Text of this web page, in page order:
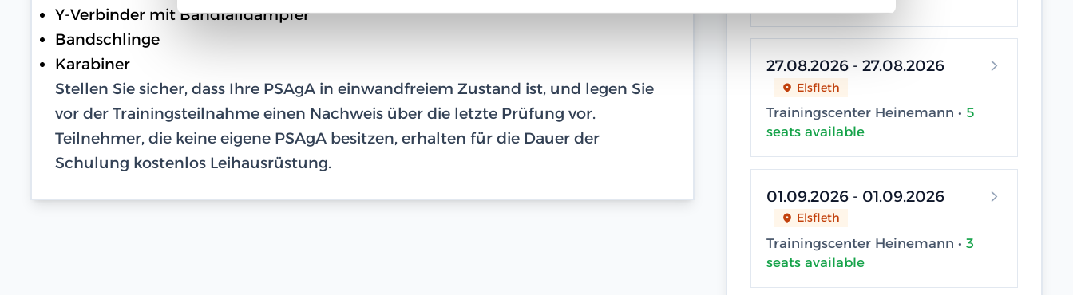
Y-Verbinder mit Bandfalldämpfer
Bandschlinge
Karabiner
Stellen Sie sicher, dass Ihre PSAgA in einwandfreiem Zustand ist, und legen Sie
vor der Trainingsteilnahme einen Nachweis über die letzte Prüfung vor.
Teilnehmer, die keine eigene PSAgA besitzen, erhalten für die Dauer der
Schulung kostenlos Leihausrüstung.
27.08.2026 - 27.08.2026
Elsfleth
Trainingscenter Heinemann • 5
seats available
01.09.2026 - 01.09.2026
Elsfleth
Trainingscenter Heinemann • 3
seats available